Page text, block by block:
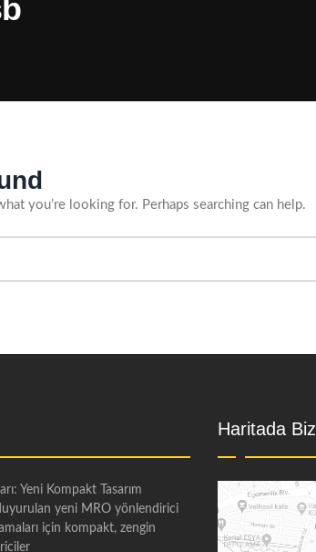
you’re looking for. Perhaps searching can help.
Yeni Kompakt Tasarım
yeni MRO yönlendirici
için kompakt, zengin
Haritada Biz